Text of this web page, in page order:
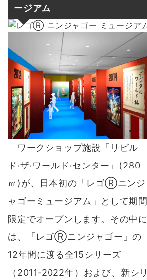
ージアム
ワークショップ施設「リビル
ド‧ザ‧ワールド‧センター」(280
㎡)が、日本初の「レゴⓇニンジ
ャゴーミュージアム」として期間
限定でオープンします。その中に
は、「レゴⓇニンジャゴー」の
12年間に渡る全15シリーズ
（2011-2022年）および、新シリ